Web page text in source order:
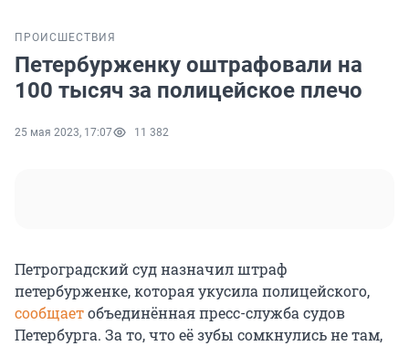
ПРОИСШЕСТВИЯ
Петербурженку оштрафовали на
100 тысяч за полицейское плечо
25 мая 2023, 17:07 11 382
Петроградский суд назначил штраф
петербурженке, которая укусила полицейского,
сообщаетобъединённая пресс-служба судов
Петербурга. За то, что её зубы сомкнулись не там,